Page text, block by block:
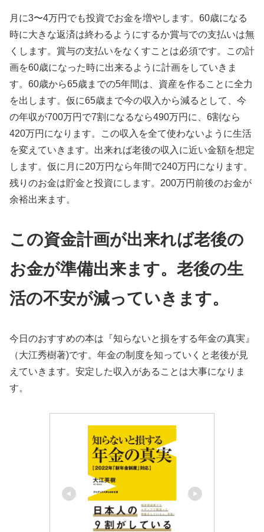
月に3〜4万円でも投資でお金を増やします。60歳になる
時に大きな返済は終わるようにするか賞与での支払いは無
くします。賞与の支払いをなくすことは必須です。この計
画を60歳になった時に出来るように計画をしていきま
す。60歳から65歳までの5年間は、資産を作ることに全力
を出します。仮に65歳まで今の収入から減るとして、今
の年収が700万円で7割になるなら490万円に、6割なら
420万円になります。この収入を全て使わないように生活
を変えていきます。出来れば老後の収入に近い金額を想定
します。仮に月に20万円なら年間で240万円になります。
残りのお金は貯金と投資にします。200万円前後のお金が
余裕出来ます。
この資金計画が出来れば老後の
お金が準備出来ます。老後の生
活の不安が減っていきます。
今日のおすすめの本は『知らないと損をする年金の真実』
（大江秀樹著)です。年金の制度を知っていくと老後が見
えていきます。安定した収入があることは大事になりま
す。